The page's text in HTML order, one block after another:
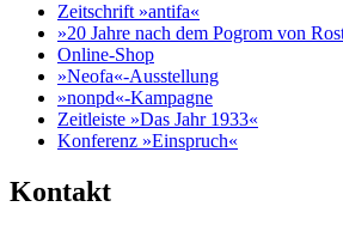
Zeitschrift »antifa«
»20 Jahre nach dem Pogrom von
Online-Shop
»Neofa«-Ausstellung
»nonpd«-Kampagne
Zeitleiste »Das Jahr 1933«
Konferenz »Einspruch«
Kontakt